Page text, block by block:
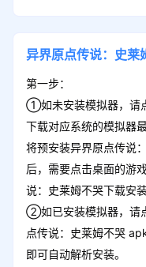
异界原点传说：史莱
第一步：
①如未安装模拟器，请
下载对应系统的模拟器
将预安装异界原点传说
后，需要点击桌面的游
说：史莱姆不哭下载安装
②如已安装模拟器，请
点传说：史莱姆不哭
即可自动解析安装。